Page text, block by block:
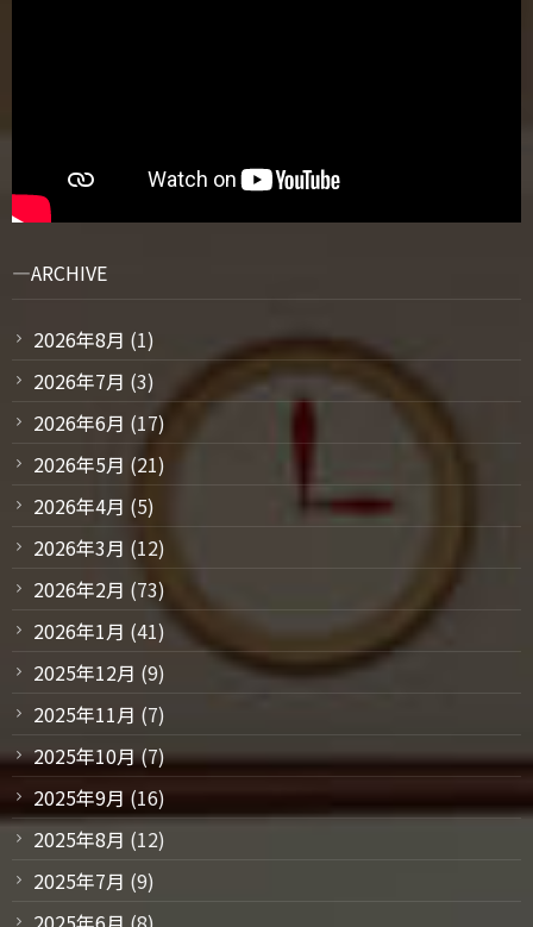
ARCHIVE
2026年8月 (1)
2026年7月 (3)
2026年6月 (17)
2026年5月 (21)
2026年4月 (5)
2026年3月 (12)
2026年2月 (73)
2026年1月 (41)
2025年12月 (9)
2025年11月 (7)
2025年10月(7)
2025年9月 (16)
2025年8月 (12)
2025年7月 (9)